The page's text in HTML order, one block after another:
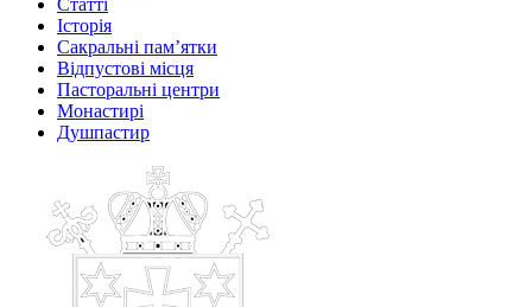
Історія
Сакральні пам’ятки
Відпустові місця
Пасторальні центри
Монастирі
Душпастир